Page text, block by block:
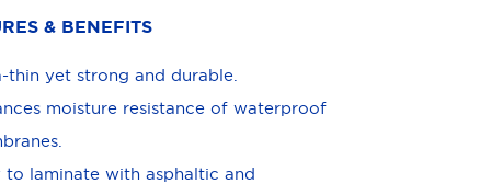
& BENEFITS
thin yet strong and durable.
moisture resistance of waterproof
to laminate with asphaltic and